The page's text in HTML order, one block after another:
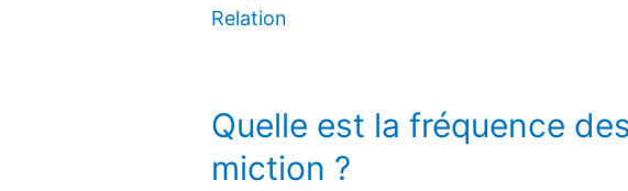
Relation
Quelle est la fréquence
miction ?